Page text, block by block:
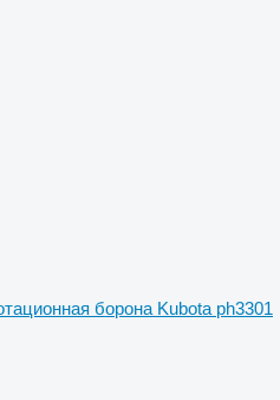
борона Kubota ph3301